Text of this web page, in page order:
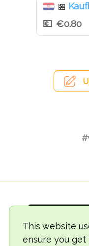
This website
ensure you
🏪
€0.80